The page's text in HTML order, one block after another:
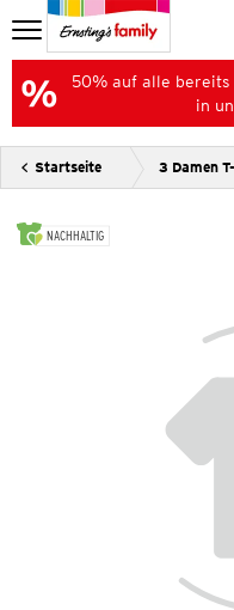
50% auf alle
in
Startseite 3 Damen
NACHHALTIG